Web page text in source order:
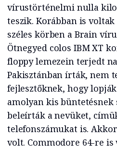
vírustörténelmi nulla
teszik. Korábban is
széles körben a Brain
Ötnegyed colos IBM XT
floppy lemezein terjedt
Pakisztánban írták, nem
fejlesztőknek, hogy
amolyan kis büntetésnek
beleírták a nevüket,
telefonszámukat is.
volt. Commodore 64-re